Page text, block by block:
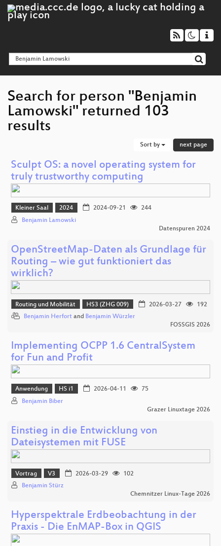
Search for person "Benjamin
Lamowski" returned 103
results
Sort by next page
Sculpt OS: a novel operating system for
truly trustworthy computing
Kleiner Saal 2024 2024-09-21
244
Benjamin Lamowski
Datenspuren 2024
OpenStreetMap-Daten als Grundlage für
Routing – wie gut funktioniert das
wirklich?
Routing und Mobilität HS3 (ZHG 009) 2026-03-27
192
Benjamin Herfort and Benjamin Würzler
FOSSGIS 2026
Implementing OCPP 1.6 CentralSystem
for Fun and Profit
Anwendung HS i1 2026-04-11
75
Benjamin Biber
Grazer Linuxtage 2026
Einstieg in die Entwicklung von
Dateisystemen mit FUSE
Vortrag V3 2026-03-29
102
Benjamin Stürz
Chemnitzer Linux-Tage 2026
Hyperspektrale Erdbeobachtung in der
Praxis - Die EnMAP-Box in QGIS